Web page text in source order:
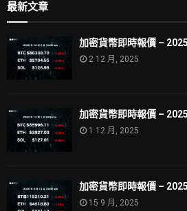
最新文章
加密貨幣即時報價 –
2 12 月, 2025
加密貨幣即時報價 –
1 12 月, 2025
加密貨幣即時報價 –
15 9 月, 2025